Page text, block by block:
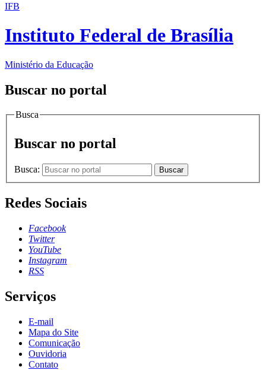
IFB
Instituto Federal de Brasília
Ministério da Educação
Buscar no portal
Busca
Buscar no portal
Busca: Buscar
Redes Sociais
Facebook
Twitter
YouTube
Instagram
RSS
Serviços
E-mail
Mapa do Site
Comunicação
Ouvidoria
Contato